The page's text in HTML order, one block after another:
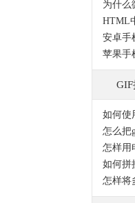
为什么
HTML
安卓手
苹果手
如何使
如何拼
怎样将